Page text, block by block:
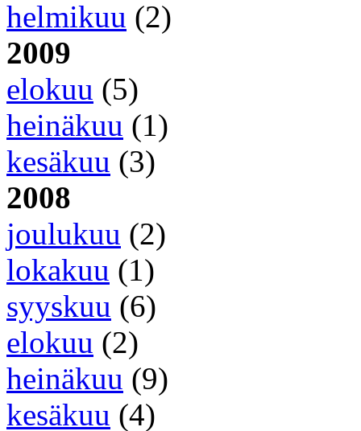
helmikuu (2)
2009
elokuu (5)
heinäkuu (1)
kesäkuu (3)
2008
joulukuu (2)
lokakuu (1)
syyskuu (6)
elokuu (2)
heinäkuu (9)
kesäkuu (4)